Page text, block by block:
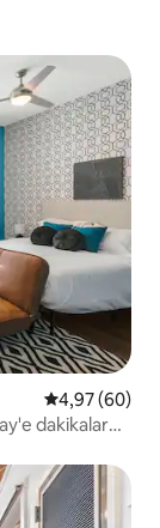
5 üzerinden
4,97 (60)
dakikalar